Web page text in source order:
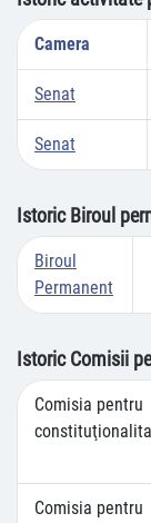
Camera
Senat
Senat
Istoric Biroul
Biroul
Permanent
Istoric Comisii
Comisia pentru
Comisia pentru